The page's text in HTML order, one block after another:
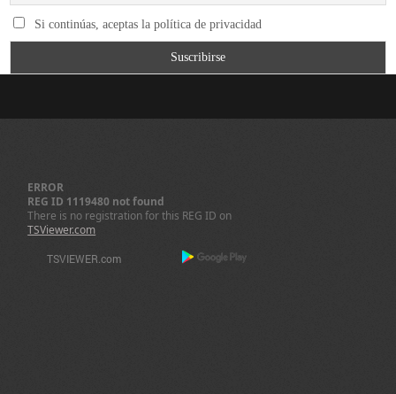
Si continúas, aceptas la política de privacidad
ERROR
REG ID 1119480 not found
There is no registration for this REG ID on
TSViewer.com